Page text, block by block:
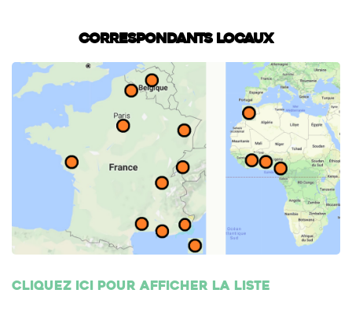
Correspondants locaux
Cliquez ici pour afficher la liste